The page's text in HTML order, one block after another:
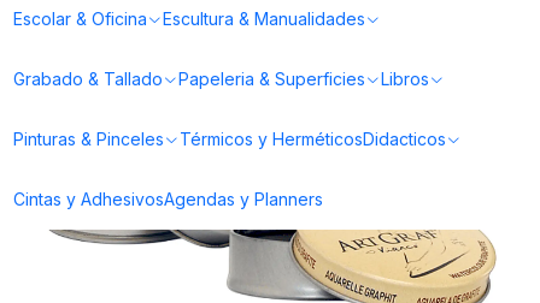
Escolar & Oficina Escultura & Manualidades
Grabado & Tallado Papeleria & Superficies Libros
Pinturas & Pinceles Térmicos y HerméticosDidacticos
Cintas y AdhesivosAgendas y Planners